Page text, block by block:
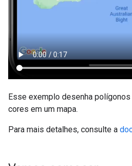
Esse exemplo desenha
cores em um mapa.
Para mais detalhes, consulte a